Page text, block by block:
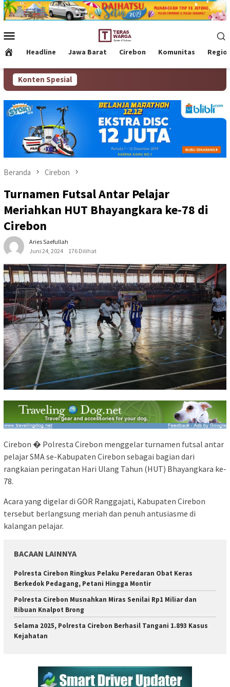
Loncat
ke
Mobile
Headline Jawa Barat Cirebon Komunitas
Konten Spesial
Beranda Cirebon
Turnamen Futsal Antar Pelajar
Meriahkan HUT Bhayangkara ke-78 di
Cirebon
Aries Saefullah
Juni 24, 2024
176 Dilihat
Cirebon � Polresta Cirebon menggelar turnamen futsal antar
pelajar SMA se-Kabupaten Cirebon sebagai bagian dari
rangkaian peringatan Hari Ulang Tahun (HUT) Bhayangkara ke-
78.
Acara yang digelar di GOR Ranggajati, Kabupaten Cirebon
tersebut berlangsung meriah dan penuh antusiasme di
kalangan pelajar.
BACAAN LAINNYA
Polresta Cirebon Ringkus Pelaku Peredaran Obat Keras
Berkedok Pedagang, Petani Hingga Montir
Polresta Cirebon Musnahkan Miras Senilai Rp1 Miliar dan
Ribuan Knalpot Brong
Selama 2025, Polresta Cirebon Berhasil Tangani 1.893 Kasus
Kejahatan